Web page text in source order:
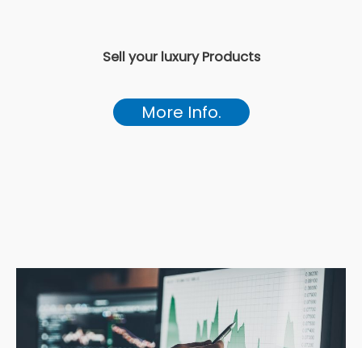
Sell your luxury Products
More Info.